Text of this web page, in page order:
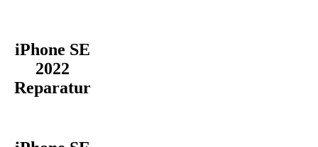
iPhone SE
2022
Reparatur